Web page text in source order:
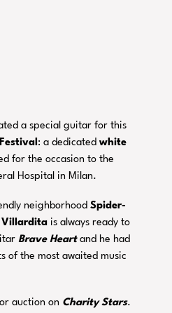
a special guitar for this
: a dedicatedwhite
for the occasion to the
Hospital in Milan.
neighborhoodSpider-
Villardita is always ready to
Brave Heart and he had
of the most awaited music
auction on Charity Stars.